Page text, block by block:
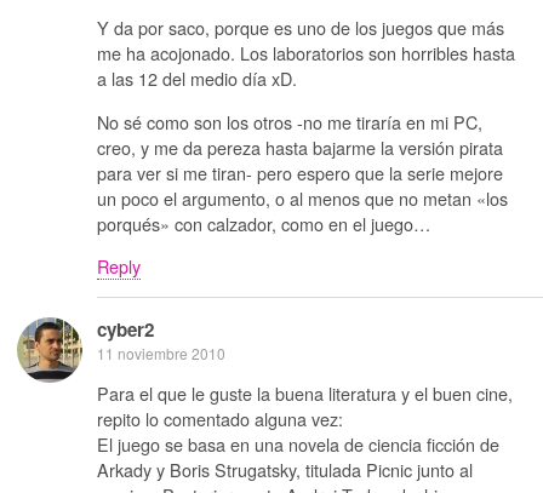
Y da por saco, porque es uno de los juegos que más
me ha acojonado. Los laboratorios son horribles hasta
a las 12 del medio día xD.
No sé como son los otros -no me tiraría en mi PC,
creo, y me da pereza hasta bajarme la versión pirata
para ver si me tiran- pero espero que la serie mejore
un poco el argumento, o al menos que no metan «los
porqués» con calzador, como en el juego…
Reply
cyber2
11 noviembre 2010
Para el que le guste la buena literatura y el buen cine,
repito lo comentado alguna vez:
El juego se basa en una novela de ciencia ficción de
Arkady y Boris Strugatsky, titulada Picnic junto al